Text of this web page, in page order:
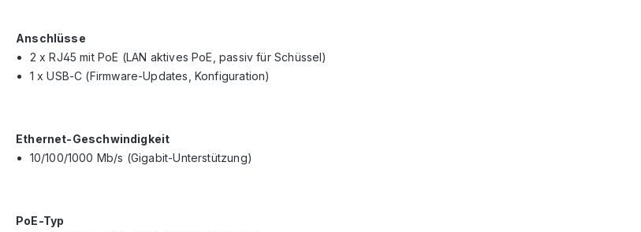
Anschlüsse
2 x RJ45 mit PoE (LAN aktives PoE, passiv für Schüssel)
1 x USB-C (Firmware-Updates, Konfiguration)
Ethernet-Geschwindigkeit
10/100/1000 Mb/s (Gigabit-Unterstützung)
PoE-Typ